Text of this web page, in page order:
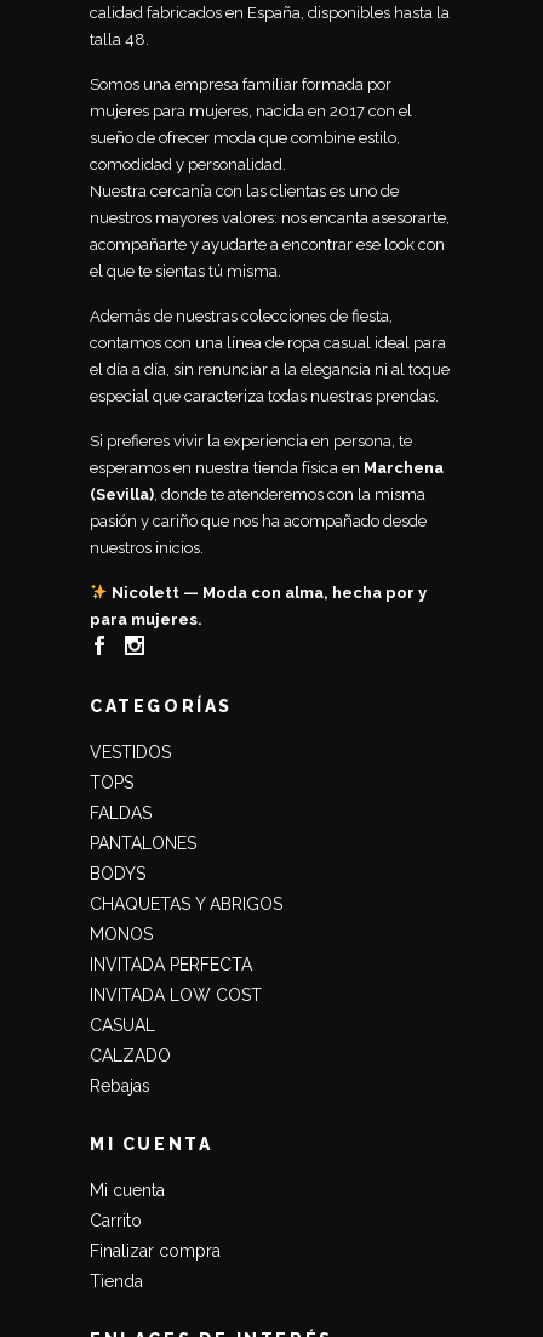
calidad fabricados en España, disponibles hasta la
talla 48.
Somos una empresa familiar formada por
mujeres para mujeres, nacida en 2017 con el
sueño de ofrecer moda que combine estilo,
comodidad y personalidad.
Nuestra cercanía con las clientas es uno de
nuestros mayores valores: nos encanta asesorarte,
acompañarte y ayudarte a encontrar ese look con
el que te sientas tú misma.
Además de nuestras colecciones de fiesta,
contamos con una línea de ropa casual ideal para
el día a día, sin renunciar a la elegancia ni al toque
especial que caracteriza todas nuestras prendas.
Si prefieres vivir la experiencia en persona, te
esperamos en nuestra tienda física en Marchena
(Sevilla) , donde te atenderemos con la misma
pasión y cariño que nos ha acompañado desde
nuestros inicios.
Nicolett — Moda con alma, hecha por y
para mujeres.
CATEGORÍAS
VESTIDOS
TOPS
FALDAS
PANTALONES
BODYS
CHAQUETAS Y ABRIGOS
MONOS
INVITADA PERFECTA
INVITADA LOW COST
CASUAL
CALZADO
Rebajas
MI CUENTA
Mi cuenta
Carrito
Finalizar compra
Tienda